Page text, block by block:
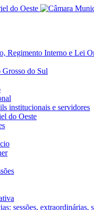
Regimento Interno e Lei
do Sul
institucionais e servidores
do Oeste
sessões, extraordinárias,